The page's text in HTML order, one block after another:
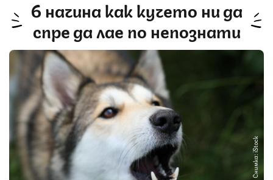
6 начина как кучето ни да
спре да лае по непознати
Снимка: iStock